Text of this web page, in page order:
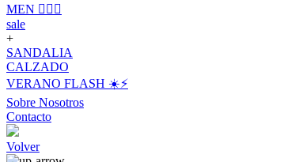
MEN 🙋🏽‍♂️
sale
+
SANDALIA
CALZADO
VERANO FLASH ☀️⚡️
Sobre Nosotros
Contacto
Volver